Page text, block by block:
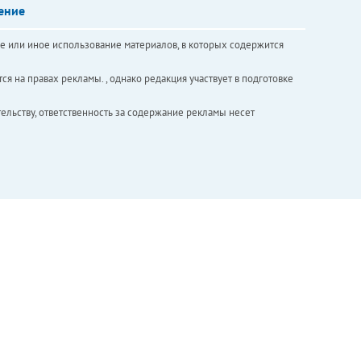
иное использование материалов, в которых содержится
правах рекламы. , однако редакция участвует в подготовке
ответственность за содержание рекламы несет